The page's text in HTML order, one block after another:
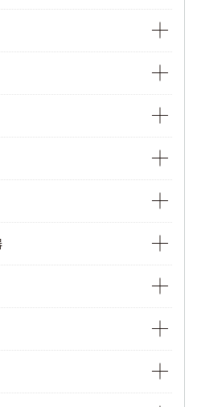
タルマルチメータ
メータ
用クランプメータ
用クランプメータ
プメータ
ロガー
タルマルチメータ
プ
計
抗計
試験器
テスタ
入器
注入器
テスタ